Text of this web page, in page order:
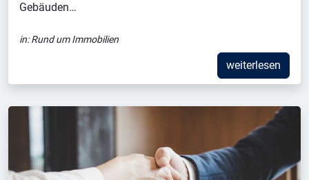
Gebäuden…
in:Rund um Immobilien
weiterlesen